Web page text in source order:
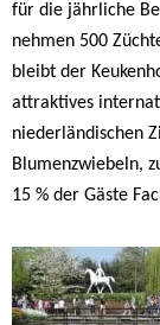
für die jährliche
nehmen 500
bleibt der
attraktives
niederländischen
Blumenzwiebeln,
15 % der Gäste